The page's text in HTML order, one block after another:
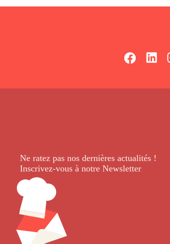
Ne ratez pas nos dernièresactualités !
Inscrivez-vous à notre Newsletter.